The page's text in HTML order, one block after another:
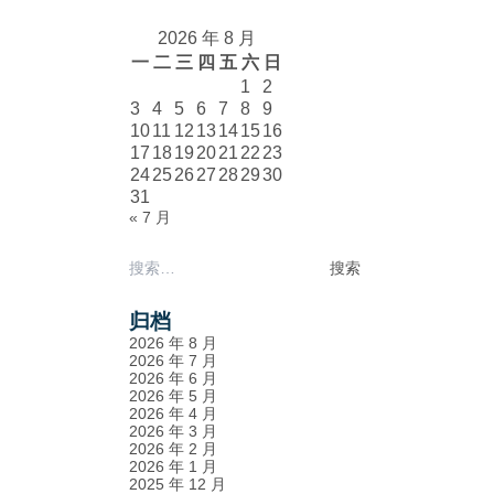
2026 年 8 月
一 二 三 四 五 六 日
1
2
3
4 5 6 7 8
9
1011 12 13141516
17 1819 2021 22 23
24252627 282930
31
« 7 月
搜
归档
2026 年 8 月
2026 年 7 月
2026 年 6 月
2026 年 5 月
2026 年 4 月
2026 年 3 月
2026 年 2 月
2026 年 1 月
2025 年 12 月